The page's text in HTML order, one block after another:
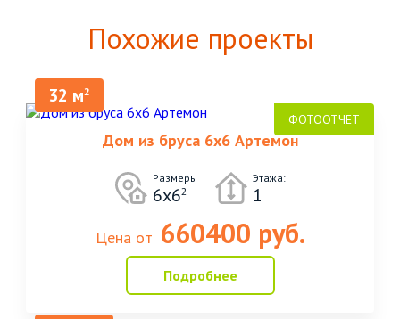
Похожие проекты
32 м2
Дом из бруса 6х6 Артемон
Размеры
6х62
Этажа:
1
Цена от 660400 руб.
Подробнее